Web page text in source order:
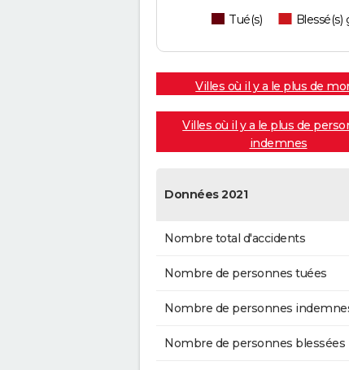
Tué(s) Blessé(s)
Villes où il y a le plus de
Villes où il y a le plus de
indemnes
Données 2021
Nombre total d'accidents
Nombre de personnes tuées
Nombre de personnes
Nombre de personnes blessées